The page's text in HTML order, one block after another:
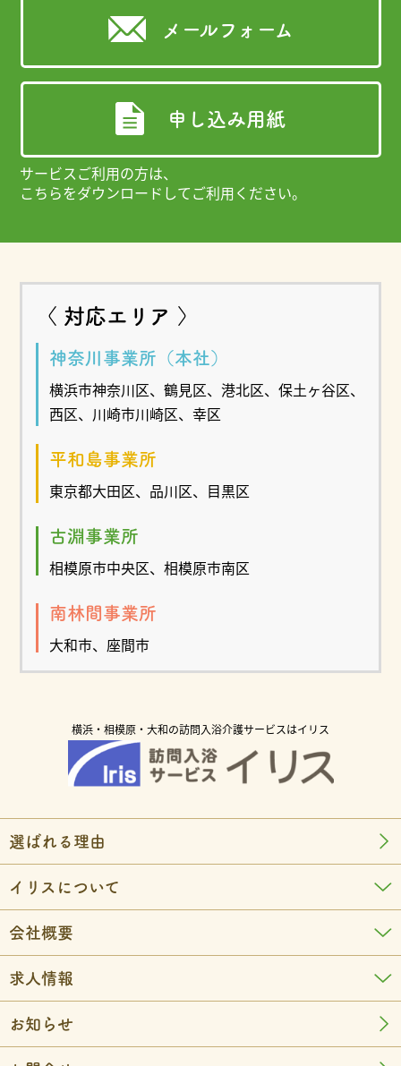
メールフォーム
申し込み用紙
サービスご利用の方は、
こちらをダウンロードしてご利用ください。
〈 対応エリア 〉
神奈川事業所（本社）
横浜市神奈川区、鶴見区、港北区、保土ヶ谷区、
西区、川崎市川崎区、幸区
平和島事業所
東京都大田区、品川区、目黒区
古淵事業所
相模原市中央区、相模原市南区
南林間事業所
大和市、座間市
横浜・相模原・大和の訪問入浴介護サービスはイリス
選ばれる理由
イリスについて
会社概要
求人情報
お知らせ